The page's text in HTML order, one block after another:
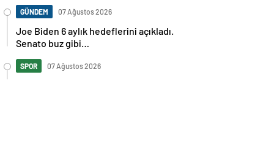
GÜNDEM 07 Ağustos 2026
Joe Biden 6 aylık hedeflerini açıkladı.
Senato buz gibi…
SPOR 07 Ağustos 2026